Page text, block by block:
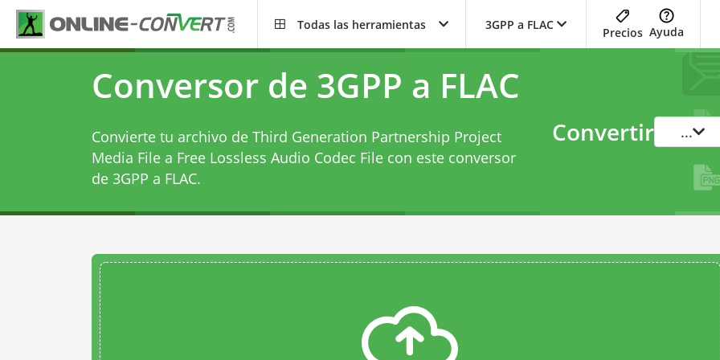
Todas las herramientas 3GPP a FLAC
Precios Ayuda
Conversor de 3GPP a FLAC
Convierte tu archivo de Third Generation Partnership Project
Media File a Free Lossless Audio Codec File con este conversor
de 3GPP a FLAC.
Convertir ...